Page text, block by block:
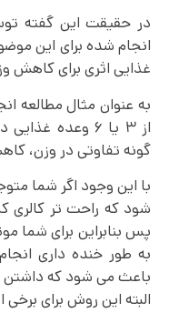
در حقیقت این گفته
انجام شده برای این
غذایی اثری برای کاهش
از ۳ یا ۶ وعده
گونه تفاوتی در وزن،
با این وجود اگر شما
شود که راحت تر کالری
پس بنابراین برای شما
به طور خنده داری
باعث می شود که
البته این روش برای